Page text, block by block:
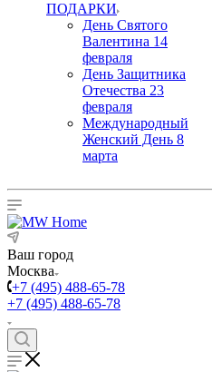
ПОДАРКИ
День Святого
Валентина 14
февраля
День Защитника
Отечества 23
февраля
Международный
Женский День 8
марта
Ваш город
Москва
+7 (495) 488-65-78
+7 (495) 488-65-78